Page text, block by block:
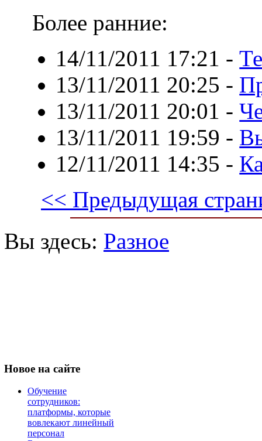
Более ранние:
14/11/2011 17:21 -
13/11/2011 20:25 -
13/11/2011 20:01 -
13/11/2011 19:59 -
12/11/2011 14:35 -
<< Предыдущая
Вы здесь: Разное
Новое на сайте
Обучение
сотрудников:
платформы, которые
вовлекают линейный
персонал